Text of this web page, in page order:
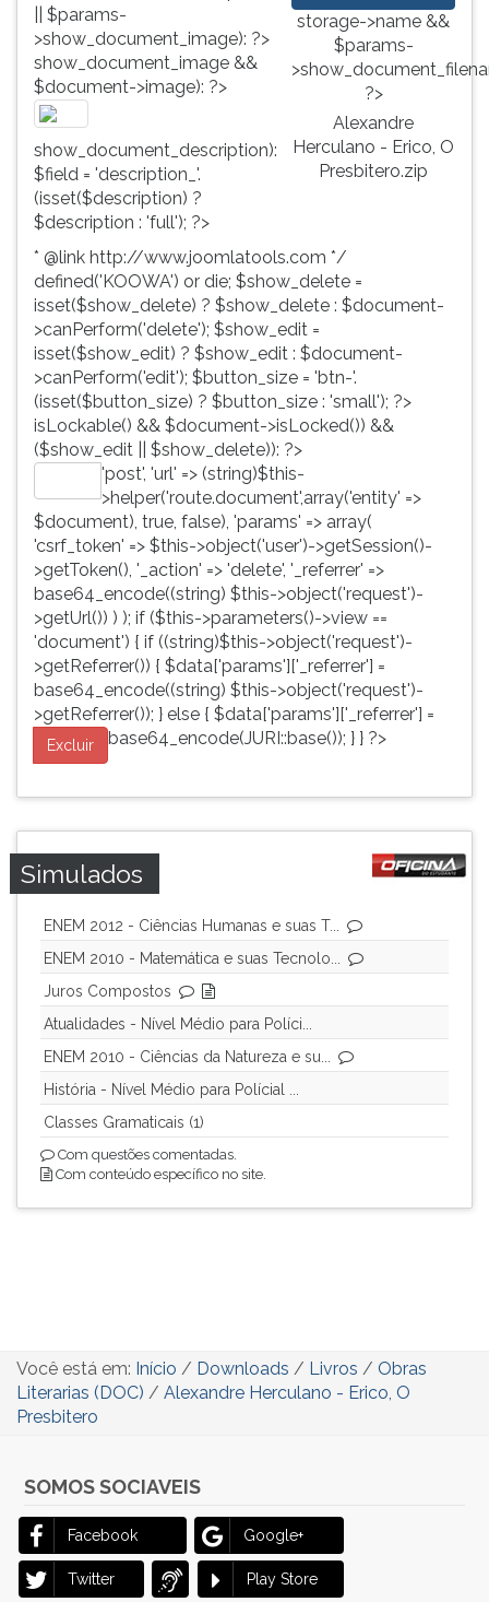
storage->name &&
$params-
?>
Alexandre
Herculano - Erico, O
Presbitero.zip
|| $params-
>show_document_image): ?>
show_document_image &&
$document->image): ?>
show_document_description):
$field = 'description_'.
(isset($description) ?
$description : 'full'); ?>
* @link http://www.joomlatools.com */
defined('KOOWA') or die; $show_delete =
isset($show_delete) ? $show_delete : $document-
>canPerform('delete'); $show_edit =
isset($show_edit) ? $show_edit : $document-
>canPerform('edit'); $button_size = 'btn-'.
(isset($button_size) ? $button_size : 'small'); ?>
isLockable() && $document->isLocked()) &&
($show_edit || $show_delete)): ?>
'post', 'url' => (string)$this-
>helper('route.document',array('entity' =>
$document), true, false), 'params' => array(
'csrf_token' => $this->object('user')->getSession()-
>getToken(), '_action' => 'delete', '_referrer' =>
base64_encode((string) $this->object('request')-
>getUrl()) ) ); if ($this->parameters()->view ==
'document') { if ((string)$this->object('request')-
>getReferrer()) { $data['params']['_referrer'] =
base64_encode((string) $this->object('request')-
>getReferrer()); } else { $data['params']['_referrer'] =
base64_encode(JURI::base()); } } ?>
Excluir
Simulados
ENEM 2012 - Ciências Humanas e suas T...
ENEM 2010 - Matemática e suas Tecnolo...
Juros Compostos
Atualidades - Nível Médio para Políci...
ENEM 2010 - Ciências da Natureza e su...
História - Nível Médio para Polícial ...
Classes Gramaticais (1)
Com questões comentadas.
Com conteúdo específico no site.
Você está em: Início / Downloads / Livros / Obras
Literarias (DOC) / Alexandre Herculano - Erico, O
Presbitero
SOMOS SOCIAVEIS
Facebook Google+
Twitter Play Store